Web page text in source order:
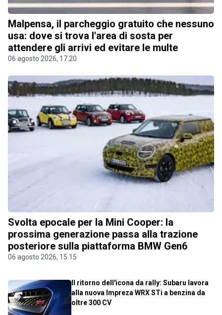
Malpensa, il parcheggio gratuito che nessuno
usa: dove si trova l'area di sosta per
attendere gli arrivi ed evitare le multe
06 agosto 2026, 17.20
Svolta epocale per la Mini Cooper: la
prossima generazione passa alla trazione
posteriore sulla piattaforma BMW Gen6
06 agosto 2026, 15.15
Il ritorno dell'icona da rally: Subaru lavora
alla nuova Impreza WRX STi a benzina da
oltre 300 CV